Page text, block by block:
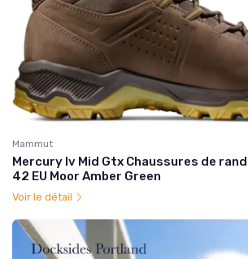
Mammut
Mercury Iv Mid Gtx Chaussures de
42 EU Moor Amber Green
Voir le détail